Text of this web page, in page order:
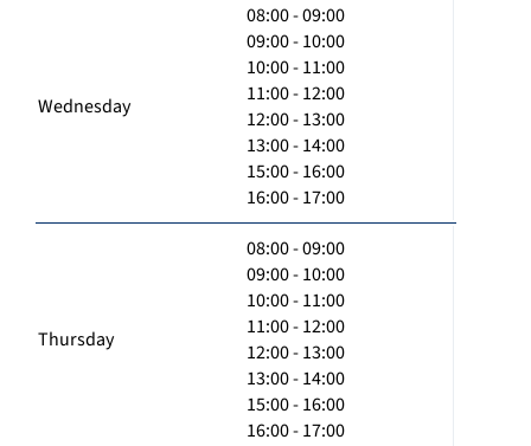
Wednesday
08:00 - 09:00
09:00 - 10:00
10:00 - 11:00
11:00 - 12:00
12:00 - 13:00
13:00 - 14:00
15:00 - 16:00
16:00 - 17:00
Thursday
08:00 - 09:00
09:00 - 10:00
10:00 - 11:00
11:00 - 12:00
12:00 - 13:00
13:00 - 14:00
15:00 - 16:00
16:00 - 17:00